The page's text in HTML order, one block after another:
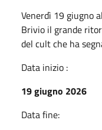
Venerdì 19 giugno
Brivio il grande
del cult che ha
Data inizio :
19 giugno 2026
Data fine: